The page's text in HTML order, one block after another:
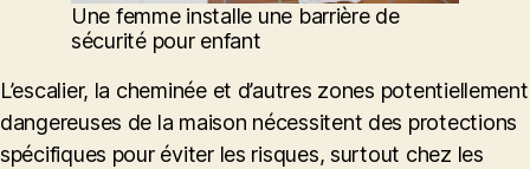
Une femme installe une barrière de
sécurité pour enfant
L’escalier, la cheminée et d’autres zones potentiellement
dangereuses de la maison nécessitent des protections
spécifiques pour éviter les risques, surtout chez les